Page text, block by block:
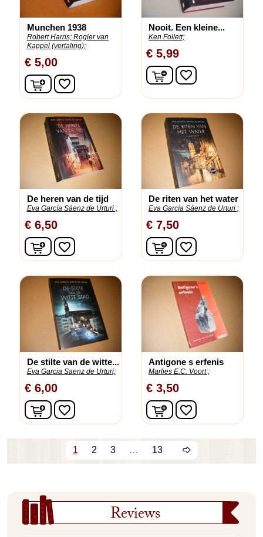
Reviews
Munchen 1938
Robert Harris; Rogier van
Kappel (vertaling);
€ 5,00
In winkelwagen
favorite_border
Nooit. Een kleine...
Ken Follett;
€ 5,99
In winkelwagen
favorite_border
De heren van de tijd
Eva García Sáenz de Urturi ;
€ 6,50
In winkelwagen
favorite_border
De riten van het water
Eva García Sáenz de Urturi ;
€ 7,50
In winkelwagen
favorite_border
De stilte van de witte...
Eva Garcia Saenz de Urturi;
€ 6,00
In winkelwagen
favorite_border
Antigone s erfenis
Marlies E.C. Voort ;
€ 3,50
In winkelwagen
favorite_border
1 2 3 … 13